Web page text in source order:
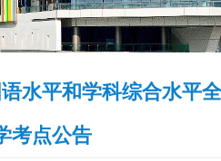
首页
水平和学科综合水平
考点公告